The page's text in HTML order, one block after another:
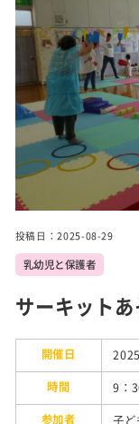
セミ
ナ
ー・
イベ
一覧
活動
ブロ
グ
実施
トピ
ス
投稿日：2025-08-29
乳幼児と保護者
サーキット
開催日
時間
9：
参加者
子